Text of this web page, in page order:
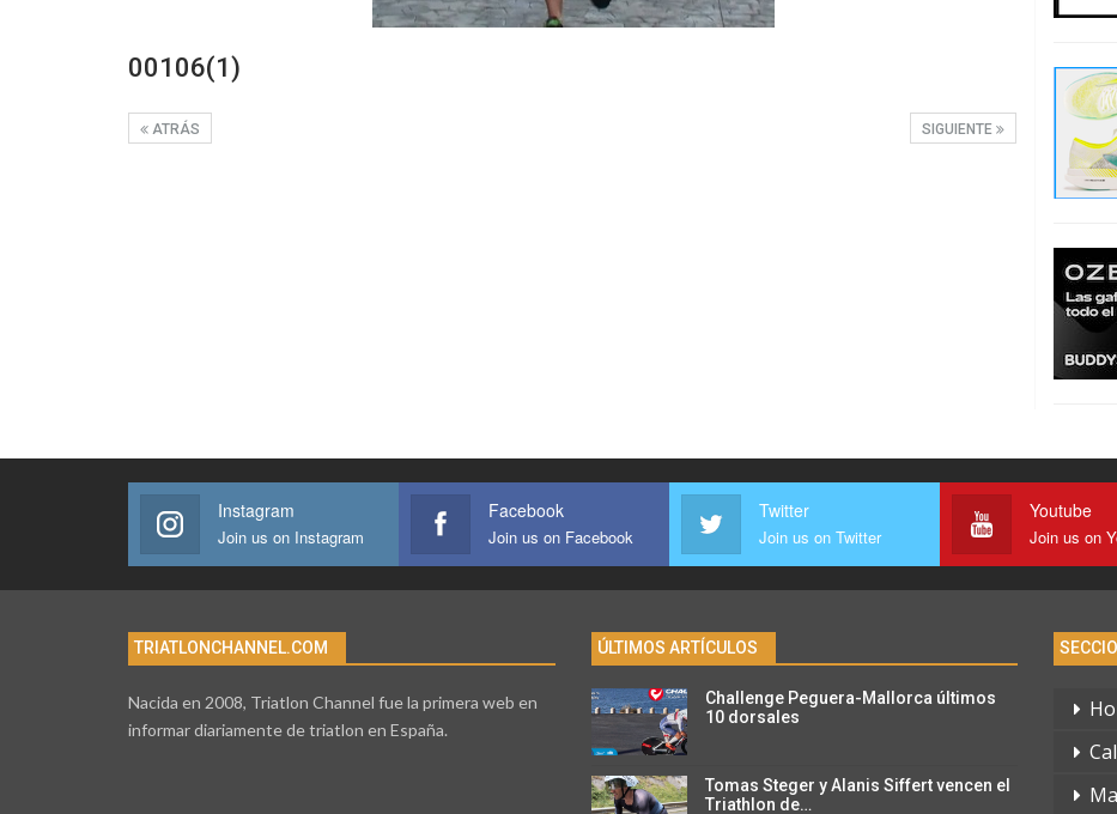
00106(1)
SIGUIENTE
ATRÁS
Instagram
Join us on Instagram
Facebook
Join us on Facebook
Twitter
Join us on Twitter
Youtube
Join us on
TRIATLONCHANNEL.COM
Nacida en 2008, Triatlon Channel fue la primera web en
informar diariamente de triatlon en España.
ÚLTIMOS ARTÍCULOS
Challenge Peguera-Mallorca últimos
10 dorsales
Tomas Steger y Alanis Siffert vencen el
Triathlon de…